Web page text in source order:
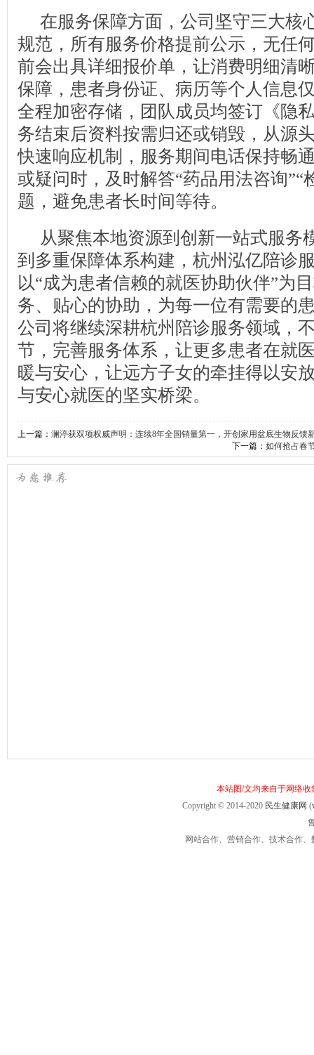
在服务保障方面，公司坚守三大核
规范，所有服务价格提前公示，无任
前会出具详细报价单，让消费明细清
保障，患者身份证、病历等个人信息
全程加密存储，团队成员均签订《隐
务结束后资料按需归还或销毁，从源
快速响应机制，服务期间电话保持畅
或疑问时，及时解答“药品用法咨询”“
题，避免患者长时间等待。
从聚焦本地资源到创新一站式服务
到多重保障体系构建，杭州泓亿陪诊
以“成为患者信赖的就医协助伙伴”为
务、贴心的协助，为每一位有需要的
公司将继续深耕杭州陪诊服务领域，
节，完善服务体系，让更多患者在就
暖与安心，让远方子女的牵挂得以安
与安心就医的坚实桥梁。
上一篇： 澜渟获双项权威声明：连续8年全国销量第一，开创家用盆底生物反馈
下一篇： 如何抢占春
本站图/文均来自于网络
Copyright © 2014-2020 民生健康网 (
网站合作、营销合作、技术合作